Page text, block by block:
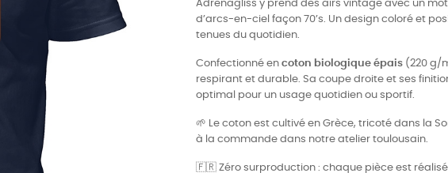
Adrenagliss y prend des airs vintage avec un
d’arcs-en-ciel façon 70’s. Un design coloré et
tenues du quotidien.
Confectionné en coton biologique épais (220 g/
respirant et durable. Sa coupe droite et ses
optimal pour un usage quotidien ou sportif.
🌱 Le coton est cultivé en Grèce, tricoté dans la
à la commande dans notre atelier toulousain.
🇫🇷 Zéro surproduction : chaque pièce est